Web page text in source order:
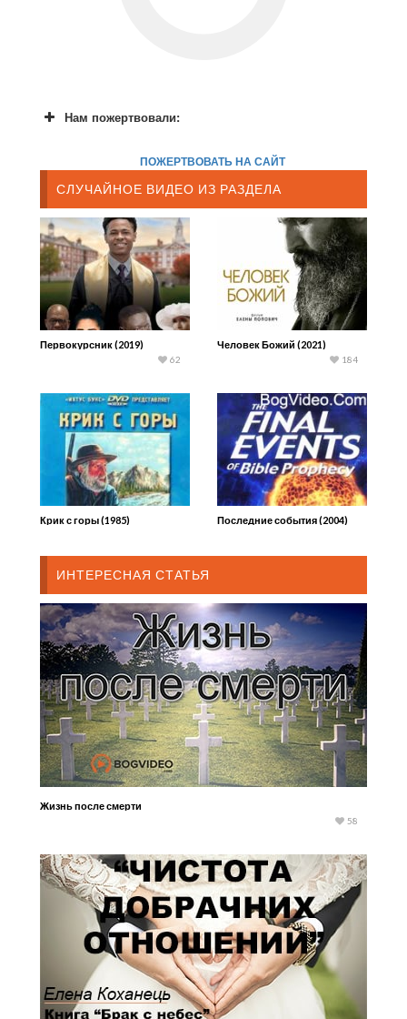
Нам пожертвовали:
ПОЖЕРТВОВАТЬ НА САЙТ
СЛУЧАЙНОЕ ВИДЕО ИЗ РАЗДЕЛА
Первокурсник (2019)
62
Человек Божий (2021)
184
Крик с горы (1985) Последние события (2004)
ИНТЕРЕСНАЯ СТАТЬЯ
Жизнь после смерти
58